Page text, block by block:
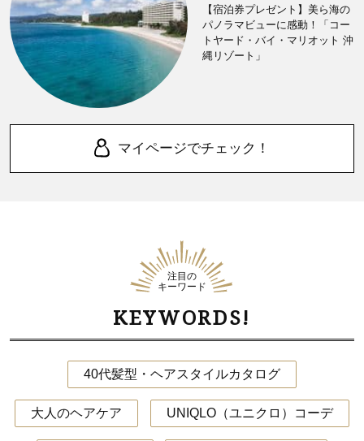
【宿泊券プレゼント】美ら海の
パノラマビューに感動！「コー
トヤード・バイ・マリオット 沖
縄リゾート」
マイページでチェック！
注目の
キーワード
KEYWORDS!
40代髪型・ヘアスタイルカタログ
大人のヘアケア UNIQLO（ユニクロ）コーデ